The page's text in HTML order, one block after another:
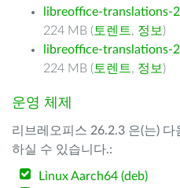
libreoffice-translations-
224 MB ( 토렌트, 정보 )
libreoffice-translations-
224 MB ( 토렌트, 정보 )
운영 체제
리브레오피스 26.2.3 은(는)
하실 수 있습니다.:
Linux Aarch64 (deb)